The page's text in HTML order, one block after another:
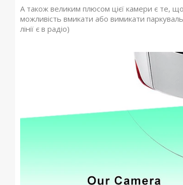
А також великим плюсом цієї камери є те,
можливість вмикати або вимикати
лінії є в радіо)